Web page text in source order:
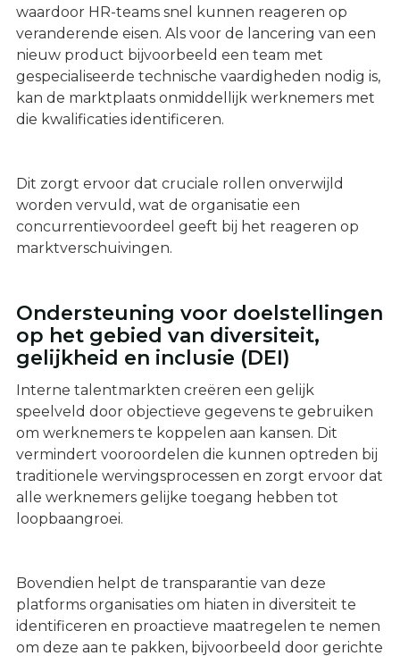
waardoor HR-teams snel kunnen reageren op
veranderende eisen. Als voor de lancering van een
nieuw product bijvoorbeeld een team met
gespecialiseerde technische vaardigheden nodig is,
kan de marktplaats onmiddellijk werknemers met
die kwalificaties identificeren.
Dit zorgt ervoor dat cruciale rollen onverwijld
worden vervuld, wat de organisatie een
concurrentievoordeel geeft bij het reageren op
marktverschuivingen.
Ondersteuning voor doelstellingen
op het gebied van diversiteit,
gelijkheid en inclusie (DEI)
Interne talentmarkten creëren een gelijk
speelveld door objectieve gegevens te gebruiken
om werknemers te koppelen aan kansen. Dit
vermindert vooroordelen die kunnen optreden bij
traditionele wervingsprocessen en zorgt ervoor dat
alle werknemers gelijke toegang hebben tot
loopbaangroei.
Bovendien helpt de transparantie van deze
platforms organisaties om hiaten in diversiteit te
identificeren en proactieve maatregelen te nemen
om deze aan te pakken, bijvoorbeeld door gerichte